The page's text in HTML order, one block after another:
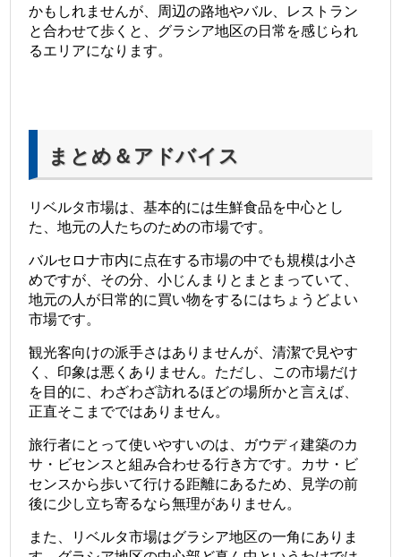
かもしれませんが、周辺の路地やバル、レストラン
と合わせて歩くと、グラシア地区の日常を感じられ
るエリアになります。
まとめ＆アドバイス
リベルタ市場は、基本的には生鮮食品を中心とし
た、地元の人たちのための市場です。
バルセロナ市内に点在する市場の中でも規模は小さ
めですが、その分、小じんまりとまとまっていて、
地元の人が日常的に買い物をするにはちょうどよい
市場です。
観光客向けの派手さはありませんが、清潔で見やす
く、印象は悪くありません。ただし、この市場だけ
を目的に、わざわざ訪れるほどの場所かと言えば、
正直そこまでではありません。
旅行者にとって使いやすいのは、ガウディ建築のカ
サ・ビセンスと組み合わせる行き方です。カサ・ビ
センスから歩いて行ける距離にあるため、見学の前
後に少し立ち寄るなら無理がありません。
また、リベルタ市場はグラシア地区の一角にありま